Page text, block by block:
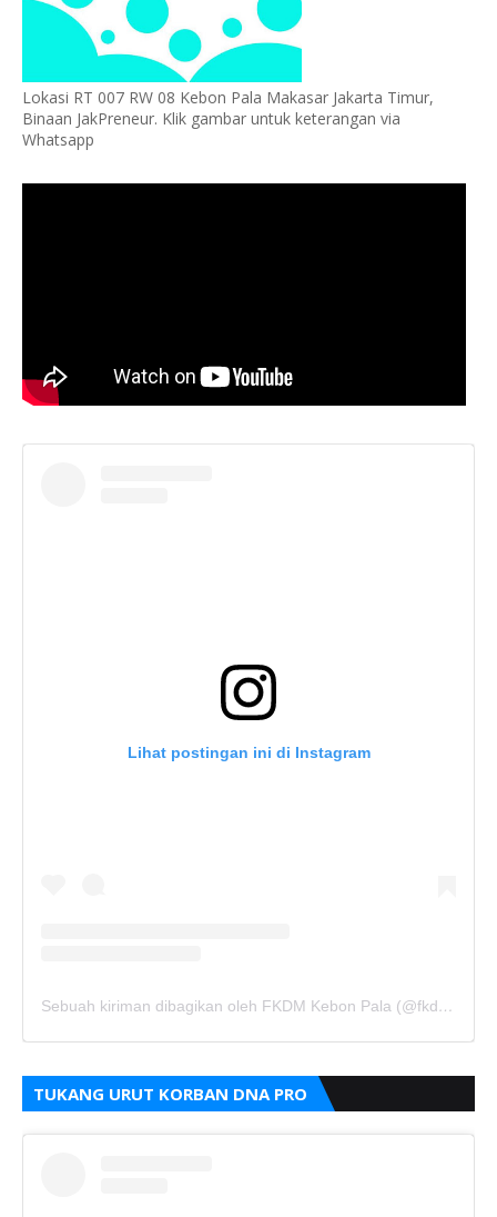
Lokasi RT 007 RW 08 Kebon Pala Makasar Jakarta Timur,
Binaan JakPreneur. Klik gambar untuk keterangan via
Whatsapp
Lihat postingan ini di Instagram
Sebuah kiriman dibagikan oleh FKDM Kebon Pala (@fkdm_kebonpala)
TUKANG URUT KORBAN DNA PRO